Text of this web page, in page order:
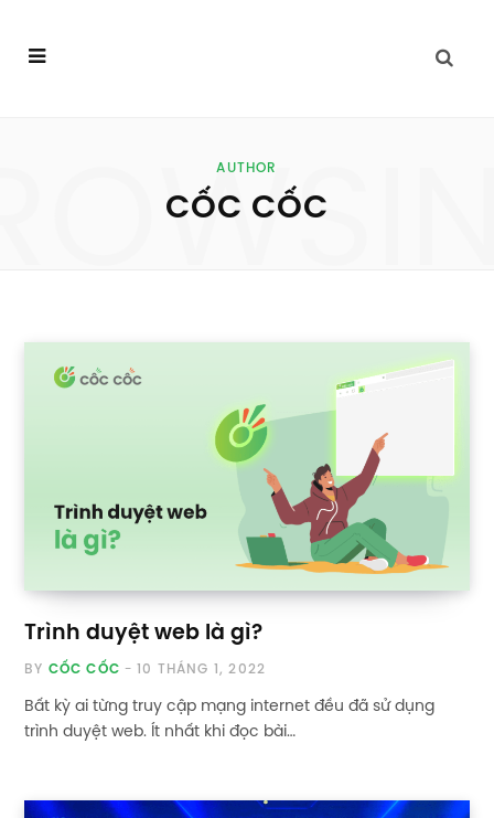
AUTHOR
CỐC CỐC
Trình duyệt web là gì?
BY CỐC CỐC 10 THÁNG 1, 2022
Bất kỳ ai từng truy cập mạng internet đều đã sử dụng
trình duyệt web. Ít nhất khi đọc bài…